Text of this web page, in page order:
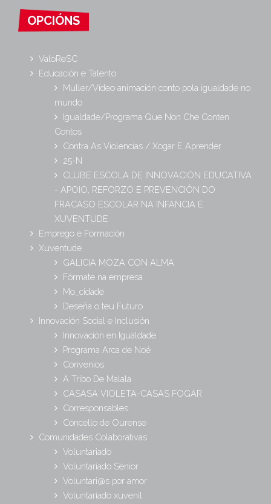
OPCIÓNS
ValoReSC
Educación e Talento
Muller/Vídeo animación conto pola igualdade no
mundo
Igualdade/Programa Que Non Che Conten
Contos
Contra As Violencias / Xogar E Aprender
25-N
CLUBE ESCOLA DE INNOVACIÓN EDUCATIVA
- APOIO, REFORZO E PREVENCIÓN DO
FRACASO ESCOLAR NA INFANCIA E
XUVENTUDE
Emprego e Formación
Xuventude
GALICIA MOZA CON ALMA
Fórmate na empresa
Mo_cidade
Deseña o teu Futuro
Innovación Social e Inclusión
Innovación en Igualdade
Programa Arca de Noé
Convenios
A Tribo De Malala
CASASA VIOLETA-CASAS FOGAR
Corresponsables
Concello de Ourense
Comunidades Colaborativas
Voluntariado
Voluntariado Sénior
Voluntari@s por amor
Voluntariado xuvenil